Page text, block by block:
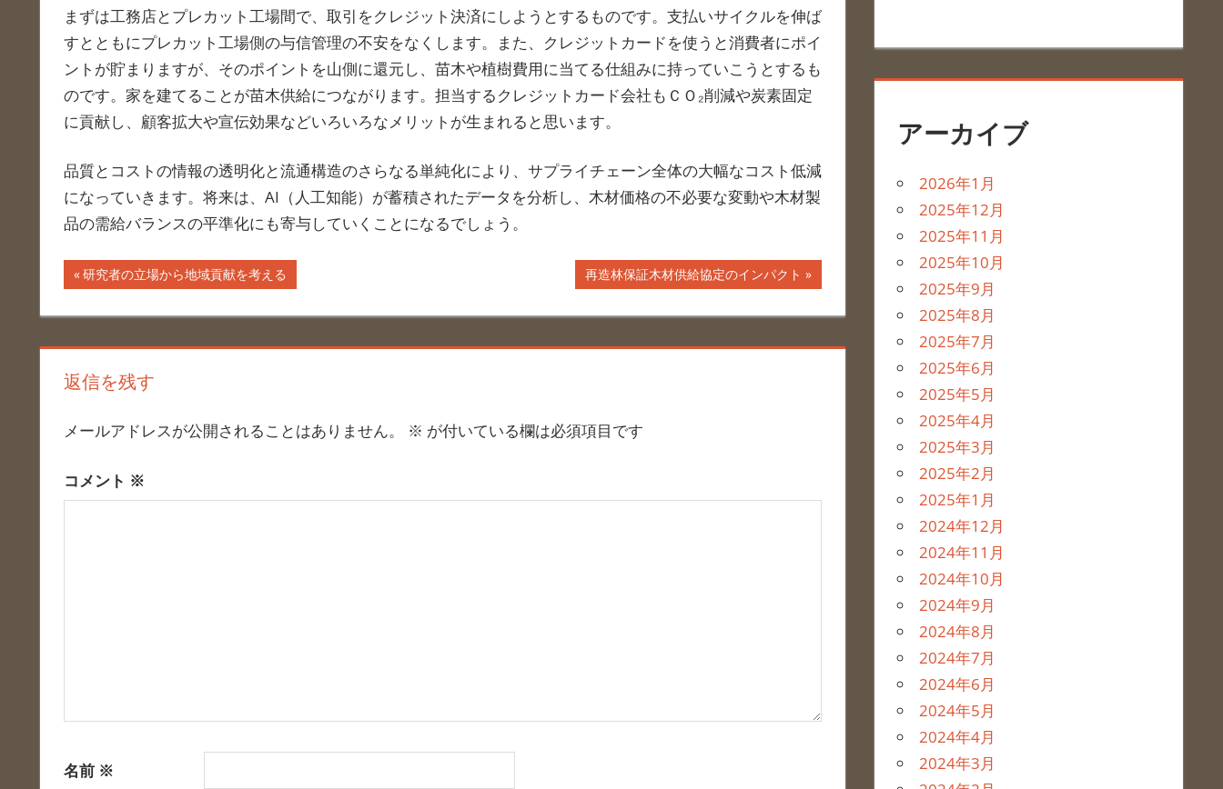
まずは工務店とプレカット工場間で、取引をクレジット決済にしようとするものです。支払いサイクルを伸ば
すとともにプレカット工場側の与信管理の不安をなくします。また、クレジットカードを使うと消費者にポイ
ントが貯まりますが、そのポイントを山側に還元し、苗木や植樹費用に当てる仕組みに持っていこうとするも
のです。家を建てることが苗木供給につながります。担当するクレジットカード会社もＣＯ₂削減や炭素固定
に貢献し、顧客拡大や宣伝効果などいろいろなメリットが生まれると思います。
品質とコストの情報の透明化と流通構造のさらなる単純化により、サプライチェーン全体の大幅なコスト低減
になっていきます。将来は、AI（人工知能）が蓄積されたデータを分析し、木材価格の不必要な変動や木材製
品の需給バランスの平準化にも寄与していくことになるでしょう。
投
稿
ナ
ビ
ゲ
シ
前
の
記
研究者の立場から地域貢献を考える
次
の
記
再造林保証木材供給協定のインパクト
返信を残す
メールアドレスが公開されることはありません。 ※ が付いている欄は必須項目です
コメント ※
名前 ※
アーカイブ
2026年1月
2025年12月
2025年11月
2025年10月
2025年9月
2025年8月
2025年7月
2025年6月
2025年5月
2025年4月
2025年3月
2025年2月
2025年1月
2024年12月
2024年11月
2024年10月
2024年9月
2024年8月
2024年7月
2024年6月
2024年5月
2024年4月
2024年3月